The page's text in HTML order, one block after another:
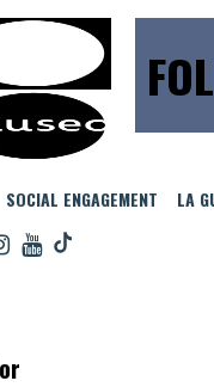
SOCIAL ENGAGEMENT LA